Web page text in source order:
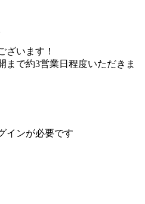
ざいます！
まで約3営業日程度いただきま
インが必要です